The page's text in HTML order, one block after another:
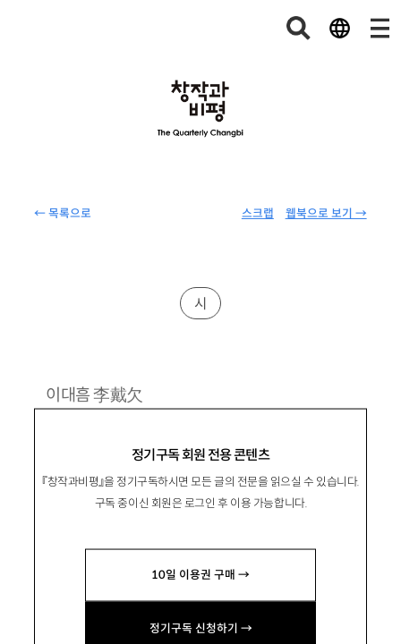
← 목록으로 웹북으로 보기 →
스크랩
정기구독 회원 전용 콘텐츠
『창작과비평』을 정기구독하시면 모든 글의 전문을 읽으실 수 있습니다.
구독 중이신 회원은 로그인 후 이용 가능합니다.
10일 이용권 구매 →
정기구독 신청하기 →
시
이대흠李戴欠
시집 『눈물 속에는 고래가 산다』 『상처가 나를
천에서 온 사람』 『코끼리가 쏟아진다』 등이 있음.
e-siin@hanmail.net